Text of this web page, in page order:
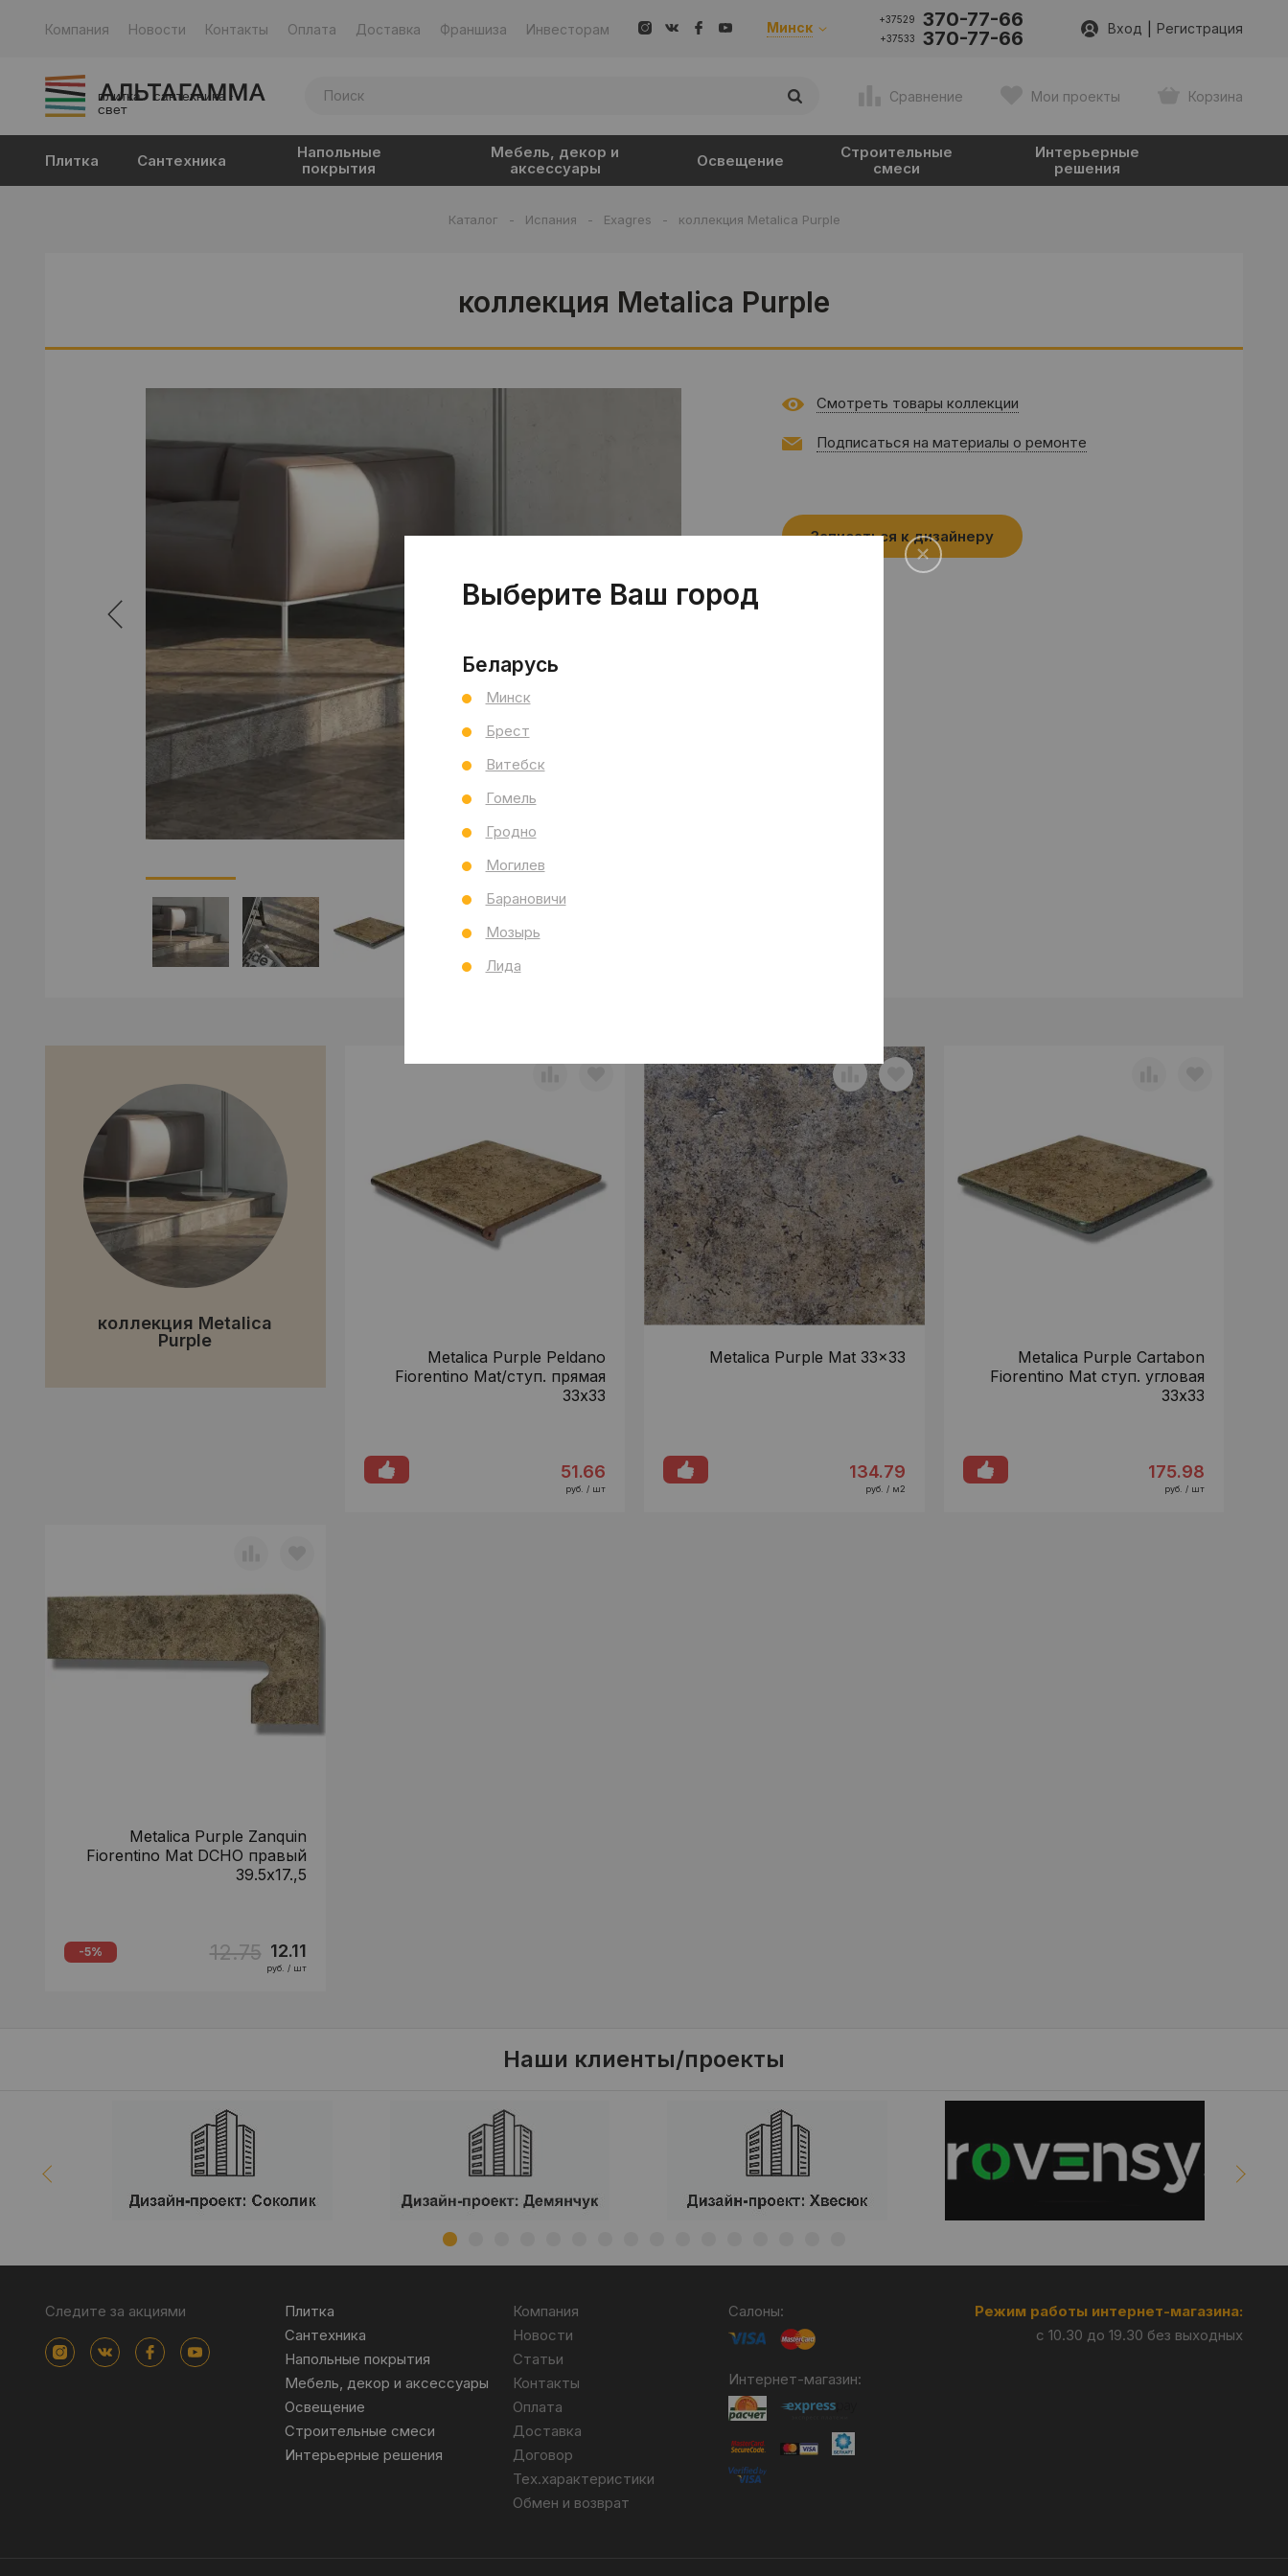
Компания Новости Контакты Оплата Доставка Франшиза Инвесторам Минск +37529 370-77-66
+37533 370-77-66 Вход Регистрация
плитка · сантехника ·
свет
Сравнение Мои проекты Корзина
Плитка Сантехника
Напольные
покрытия
Мебель, декор и
аксессуары
Освещение
Строительные
смеси
Интерьерные
решения
Каталог - Испания - Exagres - коллекция Metalica Purple
коллекция Metalica Purple
Смотреть товары коллекции
Подписаться на материалы о ремонте
Записаться к дизайнеру
коллекция Metalica
Purple
Metalica Purple Peldano
Fiorentino Mat/ступ. прямая
33x33
51.66
руб. / шт
Metalica Purple Mat 33x33
134.79
руб. / м2
Metalica Purple Cartabon
Fiorentino Mat ступ. угловая
33x33
175.98
руб. / шт
Metalica Purple Zanquin
Fiorentino Mat DCHO правый
39.5x17.,5
-5% 12.75 12.11
руб. / шт
Наши клиенты/проекты
Следите за акциями
Плитка
Сантехника
Напольные покрытия
Мебель, декор и аксессуары
Освещение
Строительные смеси
Интерьерные решения
Компания
Новости
Статьи
Контакты
Оплата
Доставка
Договор
Тех.характеристики
Обмен и возврат
Салоны:
Интернет-магазин:
Режим работы интернет-магазина:
с 10.30 до 19.30 без выходных
Выберите Ваш город
Беларусь
Минск
Брест
Витебск
Гомель
Гродно
Могилев
Барановичи
Мозырь
Лида